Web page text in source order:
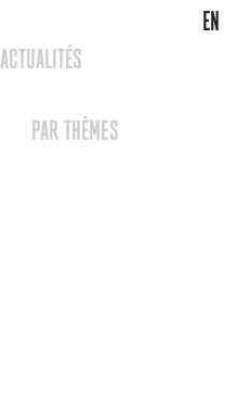
en
ACTUALITéS
PAR THèMES